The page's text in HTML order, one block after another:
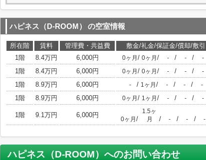
ハピネス（D-ROOM） の空室情報
所在階 賃料 管理費・共益費 敷金/礼金/保証金/償却/敷引
1階
8.4万円 6,000円 0ヶ月 / 0ヶ月 / - / - / -
1階
8.4万円 6,000円 0ヶ月 / 0ヶ月 / - / - / -
1階
8.9万円 6,000円 - / 1ヶ月 / - / - / -
1階
8.9万円 6,000円 0ヶ月 / 1ヶ月 / - / - / -
1階 9.1万円 6,000円
0ヶ月 /
1.5ヶ
月
/ - / - / -
ハピネス（D-ROOM） へのお問い合わせ